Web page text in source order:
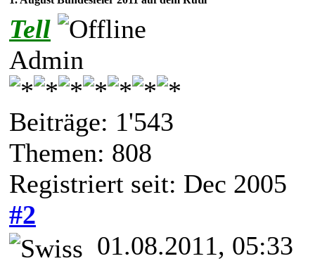
Tell
Admin
Beiträge: 1'543
Themen: 808
Registriert seit: Dec 2005
#2
01.08.2011, 05:33